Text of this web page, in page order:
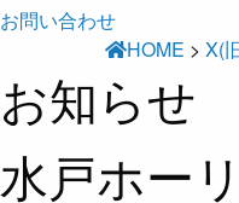
お問い合わせ
HOME > X(
お知らせ
水戸ホー